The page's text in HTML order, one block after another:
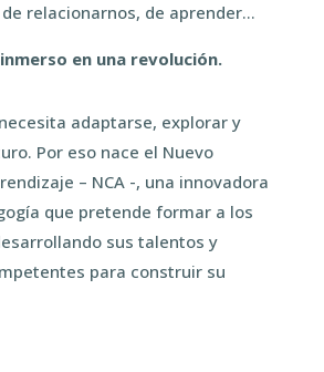
relacionarnos, de aprender…
en una revolución.
adaptarse, explorar y
Por eso nace el Nuevo
– NCA -, una innovadora
que pretende formar a los
sus talentos y
para construir su